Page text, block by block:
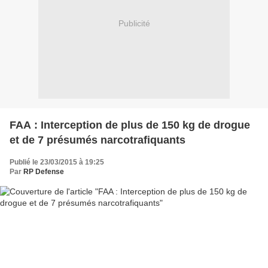
Publicité
FAA : Interception de plus de 150 kg de drogue
et de 7 présumés narcotrafiquants
Publié le 23/03/2015 à 19:25
Par RP Defense